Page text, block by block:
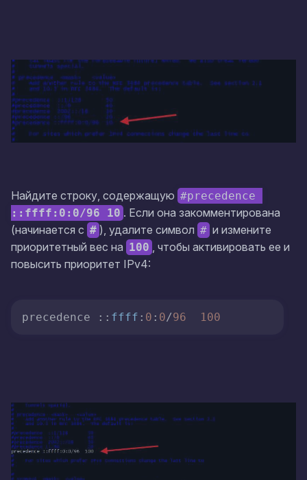
Найдите строку, содержащую
::ffff:0:0/96 10 . Если она закомментирована
(начинается с # ), удалите символ # и измените
приоритетный вес на 100 , чтобы активировать ее и
повысить приоритет IPv4:
precedence :: ffff : 0 : 0/96 100